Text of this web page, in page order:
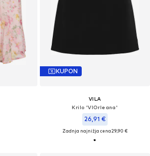
KUPON
VILA
Krilo 'VIOrleana'
26,91 €
Zadnja najnižja cena29,90 €